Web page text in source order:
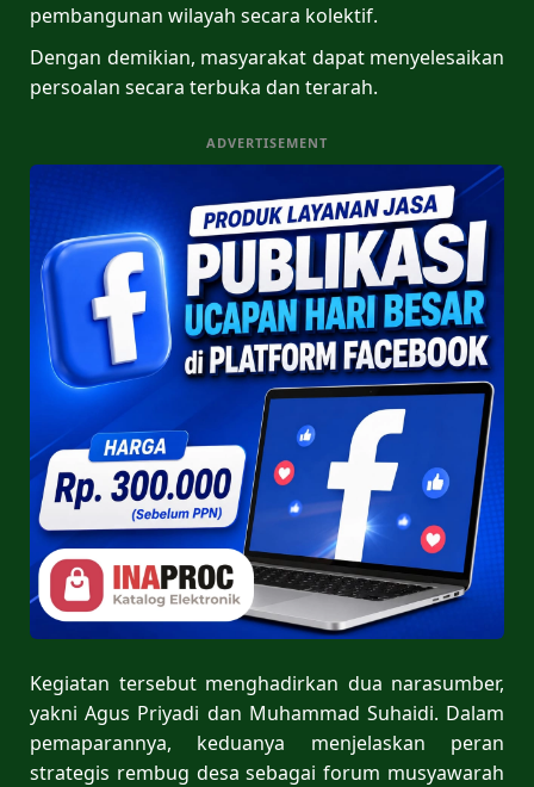
pembangunan wilayah secara kolektif.
Dengan demikian, masyarakat dapat menyelesaikan
persoalan secara terbuka dan terarah.
ADVERTISEMENT
Kegiatan tersebut menghadirkan dua narasumber,
yakni Agus Priyadi dan Muhammad Suhaidi. Dalam
pemaparannya, keduanya menjelaskan peran
strategis rembug desa sebagai forum musyawarah